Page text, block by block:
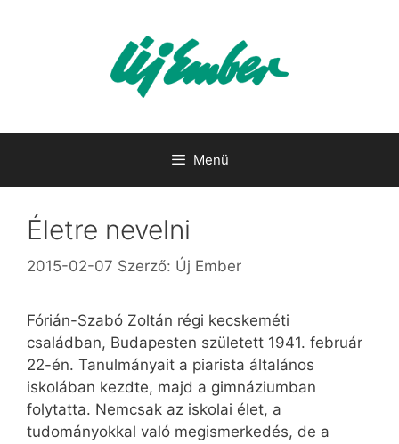
Menü
Életre nevelni
2015-02-07 Szerző: Új Ember
Fórián-Szabó Zoltán régi kecskeméti
családban, Budapesten született 1941. február
22-én. Tanulmányait a piarista általános
iskolában kezdte, majd a gimnáziumban
folytatta. Nemcsak az iskolai élet, a
tudományokkal való megismerkedés, de a